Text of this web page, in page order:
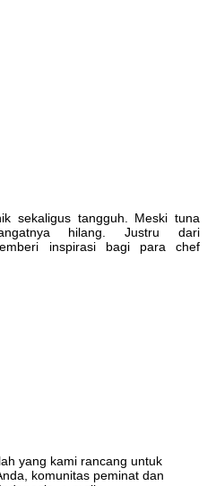
sekaligus tangguh. Meski tuna
hilang. Justru dari
inspirasi bagi para chef
yang kami rancang untuk
komunitas peminat dan